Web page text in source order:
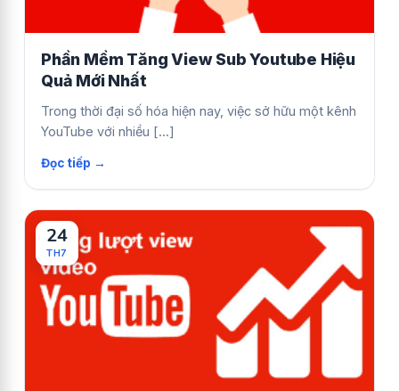
Phần Mềm Tăng View Sub Youtube Hiệu
Quả Mới Nhất
Trong thời đại số hóa hiện nay, việc sở hữu một kênh
YouTube với nhiều [...]
24
TH7